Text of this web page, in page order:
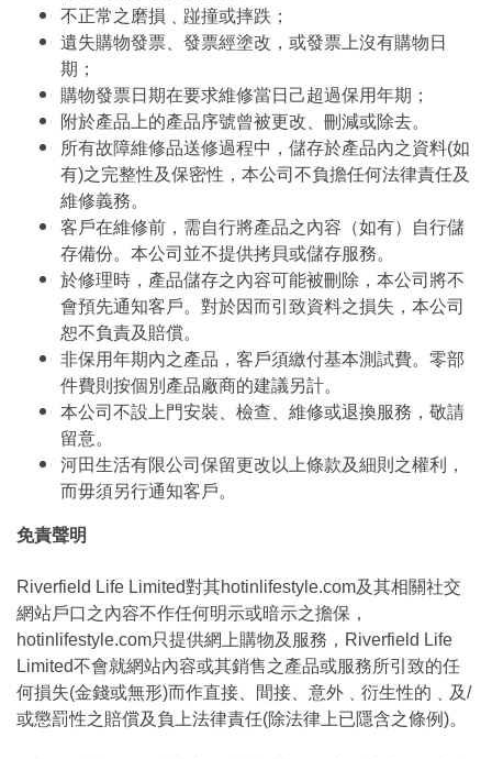
不正常之磨損﹑踫撞或摔跌；
遺失購物發票、發票經塗改，或發票上沒有購物日
期；
購物發票日期在要求維修當日己超過保用年期；
附於產品上的產品序號曾被更改、刪減或除去。
所有故障維修品送修過程中，儲存於產品內之資料(如
有)之完整性及保密性，本公司不負擔任何法律責任及
維修義務。
客戶在維修前，需自行將產品之內容（如有）自行儲
存備份。本公司並不提供拷貝或儲存服務。
於修理時，產品儲存之內容可能被刪除，本公司將不
會預先通知客戶。對於因而引致資料之損失，本公司
恕不負責及賠償。
非保用年期內之產品，客戶須繳付基本測試費。零部
件費則按個別產品廠商的建議另計。
本公司不設上門安裝、檢查、維修或退換服務，敬請
留意。
河田生活有限公司保留更改以上條款及細則之權利，
而毋須另行通知客戶。
免責聲明
Riverfield Life Limited對其hotinlifestyle.com及其相關社交
網站戶口之內容不作任何明示或暗示之擔保，
hotinlifestyle.com只提供網上購物及服務，Riverfield Life
Limited不會就網站內容或其銷售之產品或服務所引致的任
何損失(金錢或無形)而作直接、間接、意外﹑衍生性的﹑及/
或懲罰性之賠償及負上法律責任(除法律上已隱含之條例)。